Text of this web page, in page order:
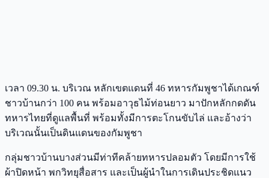
เวลา 09.30 น. บริเวณ หลักเขตแดนที่ 46 ทหารกัมพูชาได้เกณฑ์
ชาวบ้านกว่า 100 คน พร้อมอาวุธไม้ท่อนยาว มาปักหลักกดดัน
ทหารไทยที่ดูแลพื้นที่ พร้อมทั้งมีการตะโกนขับไล่ และอ้างว่า
บริเวณนั้นเป็นดินแดนของกัมพูชา
กลุ่มชาวบ้านบางส่วนมีท่าทีคล้ายทหารปลอมตัว โดยมีการใช้
ผ้าปิดหน้า พกวิทยุสื่อสาร และเป็นผู้นำในการเดินประชิดแนว